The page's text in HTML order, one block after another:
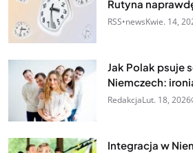
Rutyna
RSS•newsKwie. 14,
Jak Polak psuje
Niemczech:
RedakcjaLut. 18, 2026
Integracja w